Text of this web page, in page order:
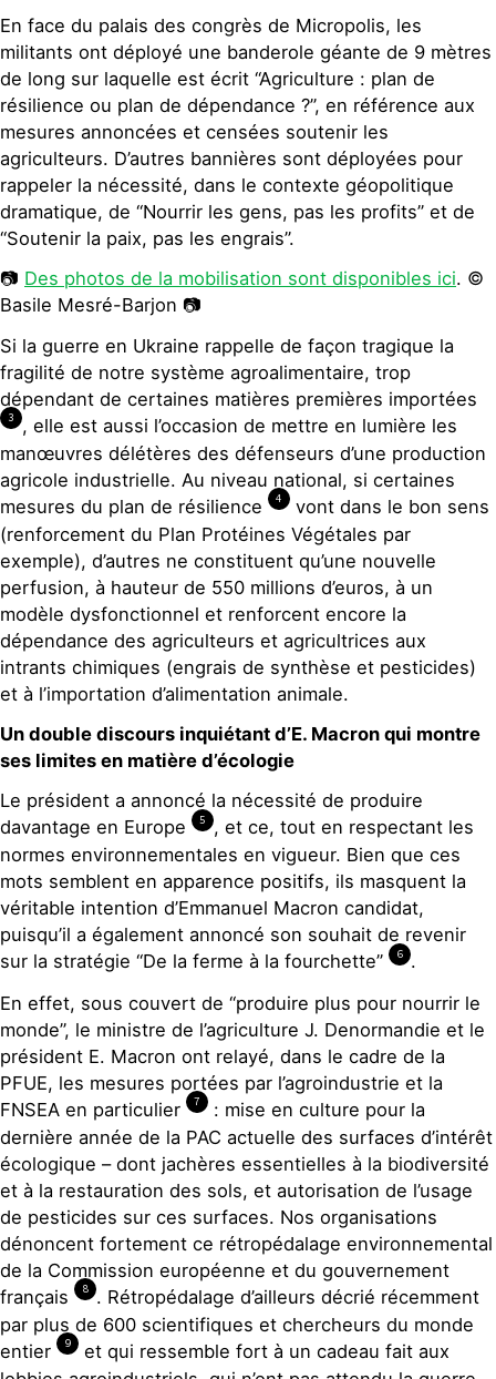
En face du palais des congrès de Micropolis, les
militants ont déployé une banderole géante de 9 mètres
de long sur laquelle est écrit “Agriculture : plan de
résilience ou plan de dépendance ?”, en référence aux
mesures annoncées et censées soutenir les
agriculteurs. D’autres bannières sont déployées pour
rappeler la nécessité, dans le contexte géopolitique
dramatique, de “Nourrir les gens, pas les profits” et de
“Soutenir la paix, pas les engrais”.
📷 Des photos de la mobilisation sont disponibles ici. ©
Basile Mesré-Barjon 📷
Si la guerre en Ukraine rappelle de façon tragique la
fragilité de notre système agroalimentaire, trop
dépendant de certaines matières premières importées
3
, elle est aussi l’occasion de mettre en lumière les
manœuvres délétères des défenseurs d’une production
agricole industrielle. Au niveau national, si certaines
mesures du plan de résilience
4
vont dans le bon sens
(renforcement du Plan Protéines Végétales par
exemple), d’autres ne constituent qu’une nouvelle
perfusion, à hauteur de 550 millions d’euros, à un
modèle dysfonctionnel et renforcent encore la
dépendance des agriculteurs et agricultrices aux
intrants chimiques (engrais de synthèse et pesticides)
et à l’importation d’alimentation animale.
Un double discours inquiétant d’E. Macron qui montre
ses limites en matière d’écologie
Le président a annoncé la nécessité de produire
davantage en Europe
5
, et ce, tout en respectant les
normes environnementales en vigueur. Bien que ces
mots semblent en apparence positifs, ils masquent la
véritable intention d’Emmanuel Macron candidat,
puisqu’il a également annoncé son souhait de revenir
sur la stratégie “De la ferme à la fourchette”
6
.
En effet, sous couvert de “produire plus pour nourrir le
monde”, le ministre de l’agriculture J. Denormandie et le
président E. Macron ont relayé, dans le cadre de la
PFUE, les mesures portées par l’agroindustrie et la
FNSEA en particulier
7
: mise en culture pour la
dernière année de la PAC actuelle des surfaces d’intérêt
écologique – dont jachères essentielles à la biodiversité
et à la restauration des sols, et autorisation de l’usage
de pesticides sur ces surfaces. Nos organisations
dénoncent fortement ce rétropédalage environnemental
de la Commission européenne et du gouvernement
français
8
. Rétropédalage d’ailleurs décrié récemment
par plus de 600 scientifiques et chercheurs du monde
entier
9
et qui ressemble fort à un cadeau fait aux